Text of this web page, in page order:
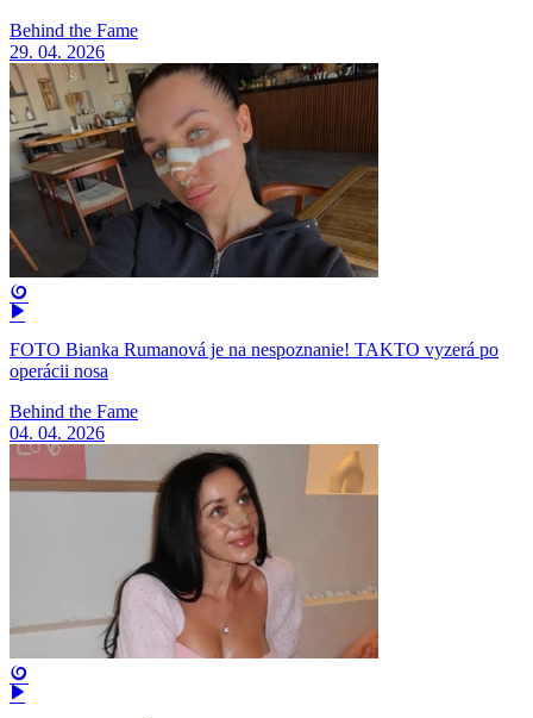
Behind the Fame
29. 04. 2026
FOTO Bianka Rumanová je na nespoznanie! TAKTO vyzerá po
operácii nosa
Behind the Fame
04. 04. 2026